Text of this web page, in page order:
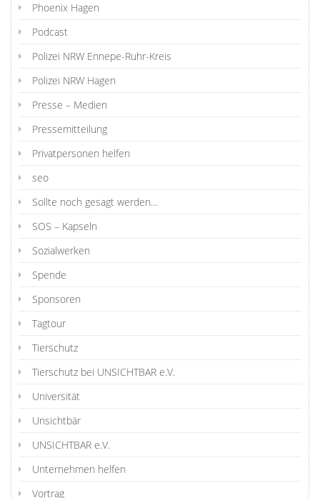
Phoenix Hagen
Podcast
Polizei NRW Ennepe-Ruhr-Kreis
Polizei NRW Hagen
Presse – Medien
Pressemitteilung
Privatpersonen helfen
seo
Sollte noch gesagt werden…
SOS – Kapseln
Sozialwerken
Spende
Sponsoren
Tagtour
Tierschutz
Tierschutz bei UNSICHTBAR e.V.
Universität
Unsichtbär
UNSICHTBAR e.V.
Unternehmen helfen
Vortrag